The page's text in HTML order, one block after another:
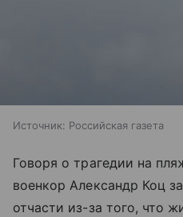
Источник: Российская газета
Говоря о трагедии на
военкор Александр Коц
отчасти из-за того, что